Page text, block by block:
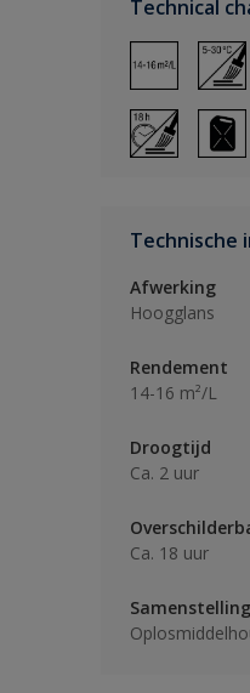
Technical
Technische
Afwerking
Hoogglans
Rendement
14-16 m²/L
Droogtijd
Ca. 2 uur
Ca. 18 uur
Samenstelling